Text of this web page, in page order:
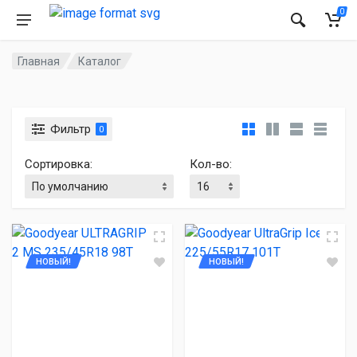
0
Главная Каталог
Фильтр 0
Сортировка: Кол-во:
НОВЫЙ! НОВЫЙ!